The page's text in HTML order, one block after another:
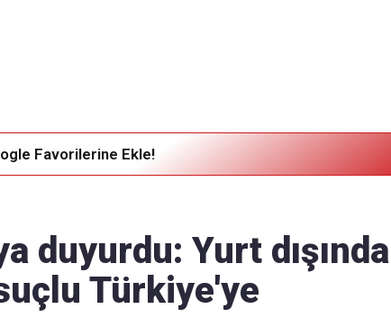
Favorilerine Ekle!
duyurdu: Yurt dışında
Türkiye'ye